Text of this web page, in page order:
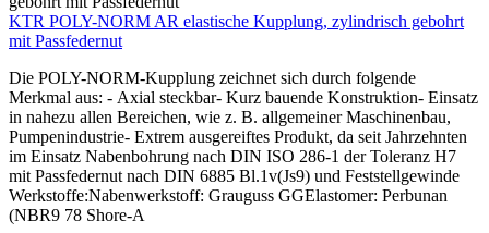
KTR POLY-NORM AR elastische Kupplung, zylindrisch gebohrt
mit Passfedernut
Die POLY-NORM-Kupplung zeichnet sich durch folgende
Merkmal aus: - Axial steckbar- Kurz bauende Konstruktion- Einsatz
in nahezu allen Bereichen, wie z. B. allgemeiner Maschinenbau,
Pumpenindustrie- Extrem ausgereiftes Produkt, da seit Jahrzehnten
im Einsatz Nabenbohrung nach DIN ISO 286-1 der Toleranz H7
mit Passfedernut nach DIN 6885 Bl.1v(Js9) und Feststellgewinde
Werkstoffe:Nabenwerkstoff: Grauguss GGElastomer: Perbunan
(NBR9 78 Shore-A